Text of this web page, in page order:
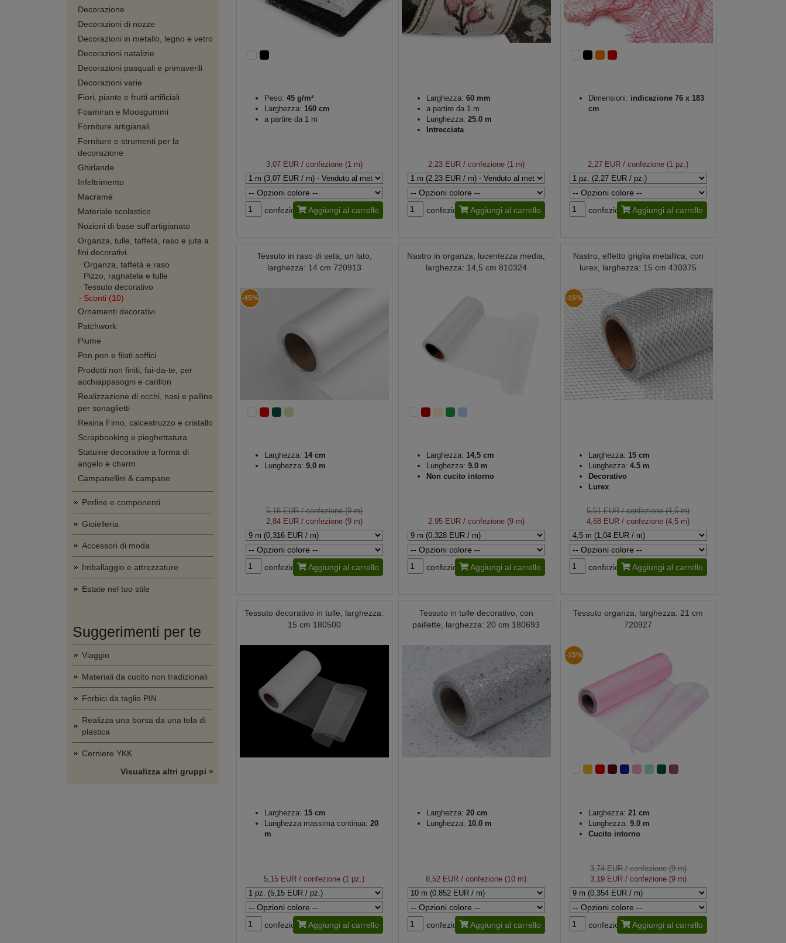
Decorazione
Decorazioni di nozze
Decorazioni in metallo, legno e vetro
Decorazioni natalizie
Decorazioni pasquali e primaverili
Decorazioni varie
Fiori, piante e frutti artificiali
Foamiran e Moosgummi
Forniture artigianali
Forniture e strumenti per la
decorazione
Ghirlande
Infeltrimento
Macramé
Materiale scolastico
Nozioni di base sull'artigianato
Organza, tulle, taffetà, raso e juta a
fini decorativi.
Organza, taffetà e raso
Pizzo, ragnatela e tulle
Tessuto decorativo
Sconti (10)
Ornamenti decorativi
Patchwork
Piume
Pon pon e filati soffici
Prodotti non finiti, fai-da-te, per
acchiappasogni e carillon
Realizzazione di occhi, nasi e palline
per sonaglietti
Resina Fimo, calcestruzzo e cristallo
Scrapbooking e pieghettatura
Statuine decorative a forma di
angelo e charm
Campanellini & campane
Perline e componenti
Gioielleria
Accessori di moda
Imballaggio e attrezzature
Estate nel tuo stile
Suggerimenti per te
Viaggio
Materiali da cucito non tradizionali
Forbici da taglio PIN
Realizza una borsa da una tela di
plastica
Cerniere YKK
Visualizza altri gruppi »
Peso: 45 g/m²
Larghezza: 160 cm
a partire da 1 m
3,07 EUR/ confezione (1 m)
confezione Aggiungi al carrello
Larghezza: 60 mm
a partire da 1 m
Lunghezza: 25.0 m
Intrecciata
2,23 EUR/ confezione (1 m)
confezione Aggiungi al carrello
Dimensioni: indicazione 76 x 183
cm
2,27 EUR / confezione (1 pz.)
confezione Aggiungi al carrello
Tessuto in raso di seta, un lato,
larghezza: 14 cm 720913
-45%
Larghezza: 14 cm
Lunghezza: 9.0 m
5,18 EUR/ confezione (9 m)
2,84 EUR/ confezione (9 m)
confezione Aggiungi al carrello
Nastro in organza, lucentezza media,
larghezza: 14,5 cm 810324
Larghezza: 14,5 cm
Lunghezza: 9.0 m
Non cucito intorno
2,95 EUR/ confezione (9 m)
confezione Aggiungi al carrello
Nastro, effetto griglia metallica, con
lurex, larghezza: 15 cm 430375
-15%
Larghezza: 15 cm
Lunghezza: 4.5 m
Decorativo
Lurex
5,51 EUR/ confezione (4,5 m)
4,68 EUR / confezione (4,5 m)
confezione Aggiungi al carrello
Tessuto decorativo in tulle, larghezza:
15 cm 180500
Larghezza: 15 cm
Lunghezza massima continua: 20
m
5,15 EUR / confezione (1 pz.)
confezione Aggiungi al carrello
Tessuto in tulle decorativo, con
paillette, larghezza: 20 cm 180693
Larghezza: 20 cm
Lunghezza: 10.0 m
8,52 EUR / confezione (10 m)
confezione Aggiungi al carrello
Tessuto organza, larghezza: 21 cm
720927
-15%
Larghezza: 21 cm
Lunghezza: 9.0 m
Cucito intorno
3,74 EUR/ confezione (9 m)
3,19 EUR/ confezione (9 m)
confezione Aggiungi al carrello